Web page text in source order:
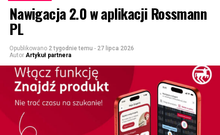
Nawigacja 2.0 w aplikacji Rossmann
PL
Opublikowano 2 tygodnie temu - 27 lipca 2026
Autor Artykuł partnera